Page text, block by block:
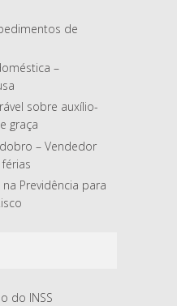
de
–
sobre auxílio-
graça
– Vendedor
Previdência para
do INSS